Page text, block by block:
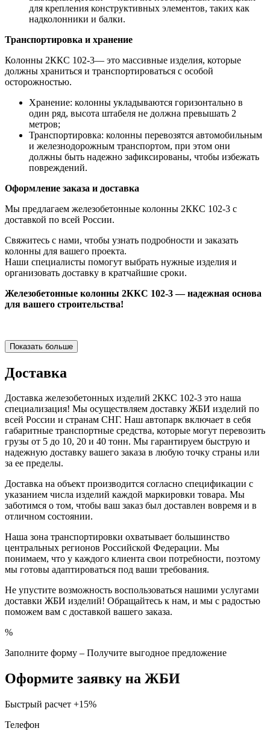
для крепления конструктивных элементов, таких как
надколонники и балки.
Транспортировка и хранение
Колонны 2ККС 102-3— это массивные изделия, которые
должны храниться и транспортироваться с особой
осторожностью.
Хранение: колонны укладываются горизонтально в
один ряд, высота штабеля не должна превышать 2
метров;
Транспортировка: колонны перевозятся автомобильным
и железнодорожным транспортом, при этом они
должны быть надежно зафиксированы, чтобы избежать
повреждений.
Оформление заказа и доставка
Мы предлагаем железобетонные колонны 2ККС 102-3 с
доставкой по всей России.
Свяжитесь с нами, чтобы узнать подробности и заказать
колонны для вашего проекта.
Наши специалисты помогут выбрать нужные изделия и
организовать доставку в кратчайшие сроки.
Железобетонные колонны 2ККС 102-3 — надежная основа
для вашего строительства!
Показать больше
Доставка
Доставка железобетонных изделий 2ККС 102-3 это наша
специализация! Мы осуществляем доставку ЖБИ изделий по
всей России и странам СНГ. Наш автопарк включает в себя
габаритные транспортные средства, которые могут перевозить
грузы от 5 до 10, 20 и 40 тонн. Мы гарантируем быструю и
надежную доставку вашего заказа в любую точку страны или
за ее пределы.
Доставка на объект производится согласно спецификации с
указанием числа изделий каждой маркировки товара. Мы
заботимся о том, чтобы ваш заказ был доставлен вовремя и в
отличном состоянии.
Наша зона транспортировки охватывает большинство
центральных регионов Российской Федерации. Мы
понимаем, что у каждого клиента свои потребности, поэтому
мы готовы адаптироваться под ваши требования.
Не упустите возможность воспользоваться нашими услугами
доставки ЖБИ изделий! Обращайтесь к нам, и мы с радостью
поможем вам с доставкой вашего заказа.
%
Заполните форму – Получите выгодное предложение
Оформите заявку на ЖБИ
Быстрый расчет +15%
Телефон